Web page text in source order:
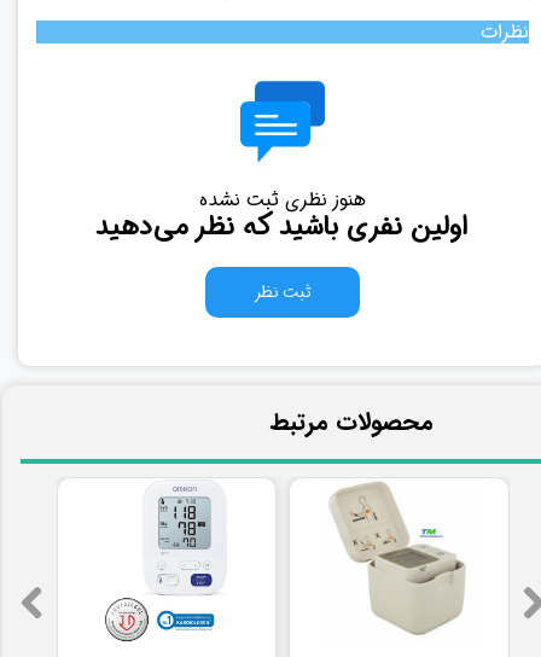
نظرات
هنوز نظری ثبت نشده
اولین نفری باشید که نظر می‌دهید
ثبت نظر
​محصولات مرتبط